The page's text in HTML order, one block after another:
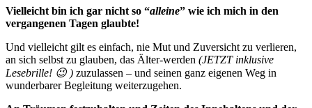
Vielleicht bin ich gar nicht so “alleine” wie ich mich in den
vergangenen Tagen glaubte!
Und vielleicht gilt es einfach, nie Mut und Zuversicht zu verlieren,
an sich selbst zu glauben, das Älter-werden (JETZT inklusive
Lesebrille! 😉 ) zuzulassen – und seinen ganz eigenen Weg in
wunderbarer Begleitung weiterzugehen.